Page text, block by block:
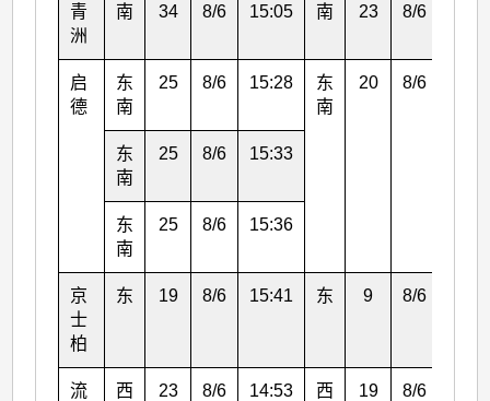
青
洲
南 34 8/6 15:05 南 23 8/6
启
德
东
南
25 8/6 15:28
东
南
20 8/6
东
南
25 8/6 15:33
东
南
25 8/6 15:36
京
士
柏
东 19 8/6 15:41 东 9 8/6
流
西 23 8/6 14:53 西 19 8/6